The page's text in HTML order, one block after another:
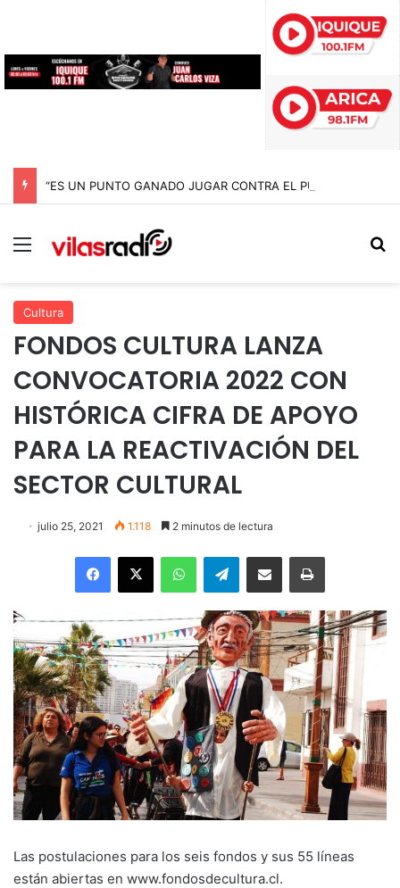
Menú
Cultura
FONDOS CULTURA LANZA
CONVOCATORIA 2022 CON
HISTÓRICA CIFRA DE APOYO
PARA LA REACTIVACIÓN DEL
SECTOR CULTURAL
julio 25, 2021 1.118 2 minutos de lectura
Facebook
X WhatsAppTelegramEnviar vía email Imprimir
Las postulaciones para los seis fondos y sus 55 líneas
están abiertas en www.fondosdecultura.cl.